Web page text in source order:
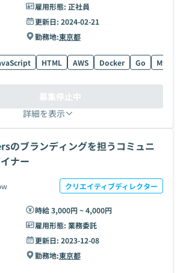
雇用形態: 正社員
更新日: 2024-02-21
勤務地:東京都
HTML AWS Docker Go MySQL
詳細を表示
募集停止中
のブランディングを担うコミュニ
ナー
クリエイティブディレクター
時給 3,000円 ~ 4,000円
雇用形態: 業務委託
更新日: 2023-12-08
勤務地:東京都